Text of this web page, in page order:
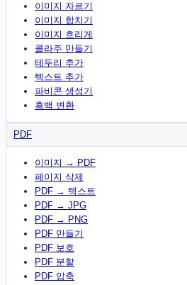
이미지 자르기
이미지 합치기
이미지 흐리게
콜라주 만들기
테두리 추가
텍스트 추가
파비콘 생성기
흑백 변환
PDF
이미지 → PDF
페이지 삭제
PDF → 텍스트
PDF → JPG
PDF → PNG
PDF 만들기
PDF 보호
PDF 분할
PDF 압축